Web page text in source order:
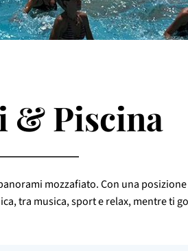
& Piscina
mozzafiato. Con una
tra musica, sport e relax, mentre ti